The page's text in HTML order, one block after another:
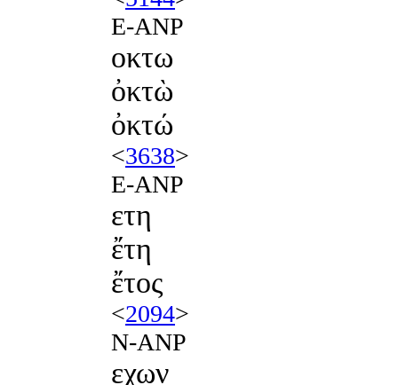
E-ANP
οκτω
ὀκτὼ
ὀκτώ
<3638>
E-ANP
ετη
ἔτη
ἔτος
<2094>
N-ANP
εχων